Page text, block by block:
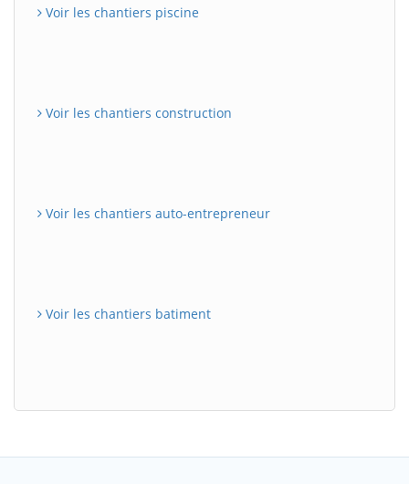
Voir les chantiers piscine
Voir les chantiers construction
Voir les chantiers auto-entrepreneur
Voir les chantiers batiment